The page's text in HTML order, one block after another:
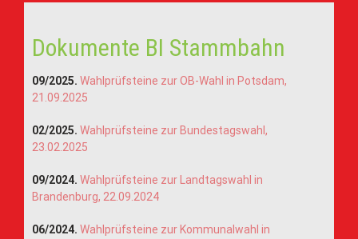
Dokumente BI Stammbahn
09/2025. Wahlprüfsteine zur OB-Wahl in Potsdam,
21.09.2025
02/2025. Wahlprüfsteine zur Bundestagswahl,
23.02.2025
09/2024. Wahlprüfsteine zur Landtagswahl in
Brandenburg, 22.09.2024
06/2024. Wahlprüfsteine zur Kommunalwahl in